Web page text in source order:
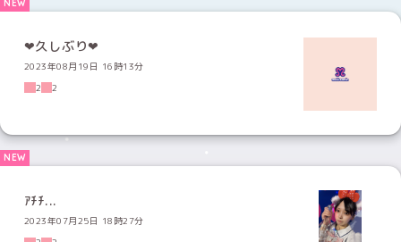
2023年08月19日 16時13分
2
2
ｱﾁﾁ...
2023年07月25日 18時27分